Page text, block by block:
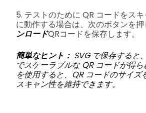
5. テストのために QR コードをス
に動作する場合は、次のボタンを
ンロードQRコードを保存します。
簡単なヒント： SVG で保存すると
でスケーラブルな QR コードが得
を使用すると、QR コードのサイズ
スキャン性を維持できます。